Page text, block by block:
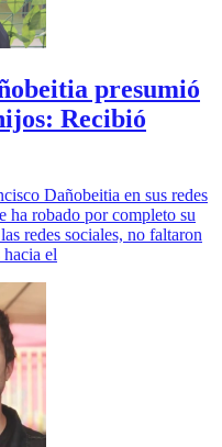
presumió
Recibió
Dañobeitia en sus redes
ha robado por completo su
redes sociales, no faltaron
el